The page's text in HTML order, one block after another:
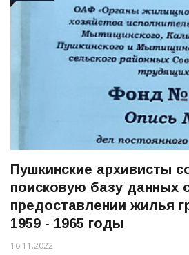
Пушкинские архивисты
поисковую базу данных
предоставлении жилья
1959 - 1965 годы
16.11.2022